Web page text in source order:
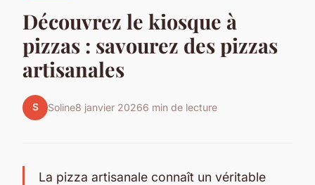
Découvrez le kiosque à
pizzas : savourez des pizzas
artisanales
S Soline8 janvier 20266 min de lecture
La pizza artisanale connaît un véritable